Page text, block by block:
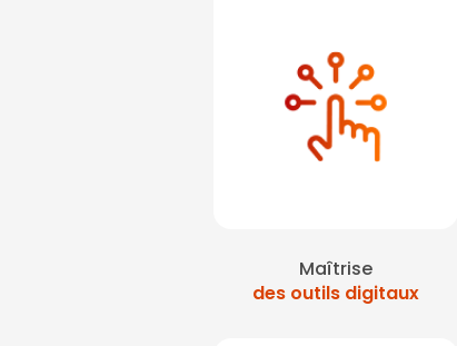
Maîtrise
des outils digitaux